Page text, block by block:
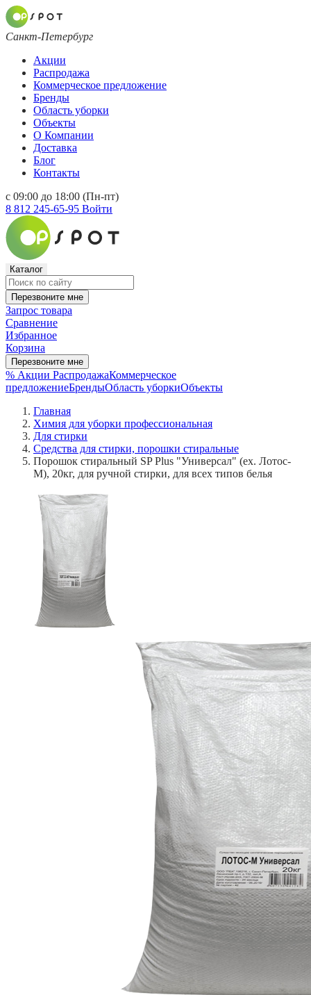
Санкт-Петербург
Акции
Распродажа
Коммерческое предложение
Бренды
Область уборки
Объекты
О Компании
Доставка
Блог
Контакты
с 09:00 до 18:00 (Пн-пт)
8 812 245-65-95 Войти
Каталог
Перезвоните мне
Запрос товара
Сравнение
Избранное
Корзина
Перезвоните мне
% Акции РаспродажаКоммерческое
предложениеБрендыОбласть уборкиОбъекты
Главная
Химия для уборки профессиональная
Для стирки
Средства для стирки, порошки стиральные
Порошок стиральный SP Plus "Универсал" (ex. Лотос-
М), 20кг, для ручной стирки, для всех типов белья